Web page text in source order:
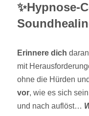
✨Hypnose-
Erinnere dich
mit
ohne die Hürden
vor, wie es sich
und nach auflöst…